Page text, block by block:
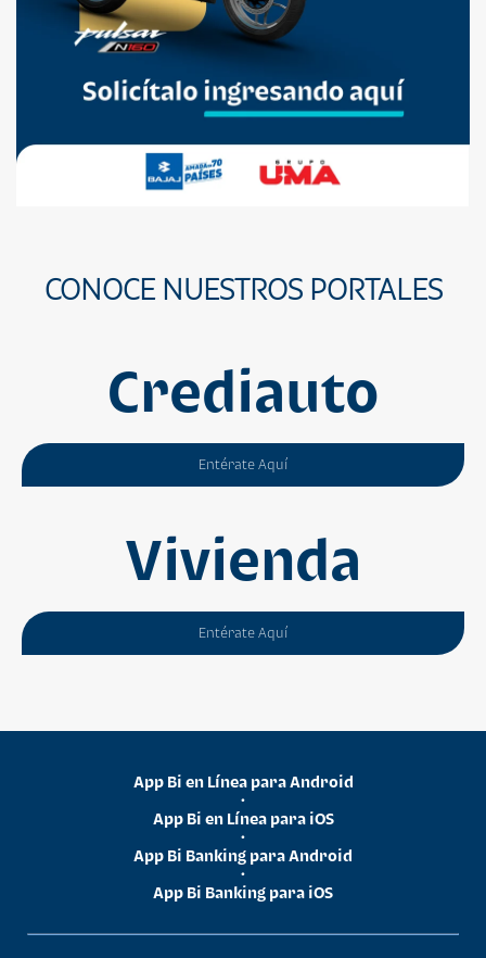
CONOCE NUESTROS PORTALES
Crediauto
Entérate Aquí
Vivienda
Entérate Aquí
App Bi en Línea para Android
•
App Bi en Línea para iOS
•
App Bi Banking para Android
•
App Bi Banking para iOS